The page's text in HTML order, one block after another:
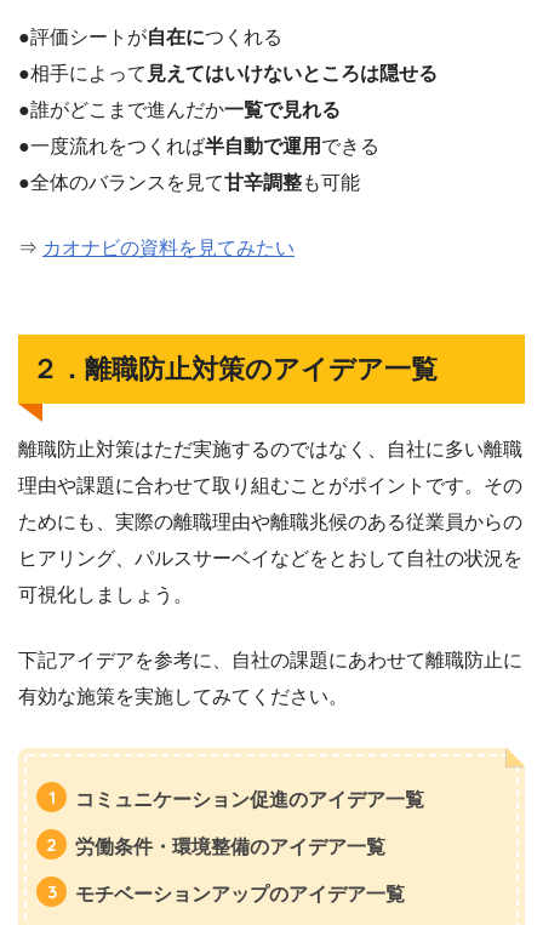
●評価シートが自在につくれる
●相手によって 見えてはいけないところは隠せる
●誰がどこまで進んだか一覧で見れる
●一度流れをつくれば半自動で運用 できる
●全体のバランスを見て甘辛調整も可能
⇒ カオナビの資料を見てみたい
２．離職防止対策のアイデア一覧
離職防止対策はただ実施するのではなく、自社に多い離職
理由や課題に合わせて取り組むことがポイントです。その
ためにも、実際の離職理由や離職兆候のある従業員からの
ヒアリング、パルスサーベイなどをとおして自社の状況を
可視化しましょう。
下記アイデアを参考に、自社の課題にあわせて離職防止に
有効な施策を実施してみてください。
コミュニケーション促進のアイデア一覧
労働条件・環境整備のアイデア一覧
モチベーションアップのアイデア一覧